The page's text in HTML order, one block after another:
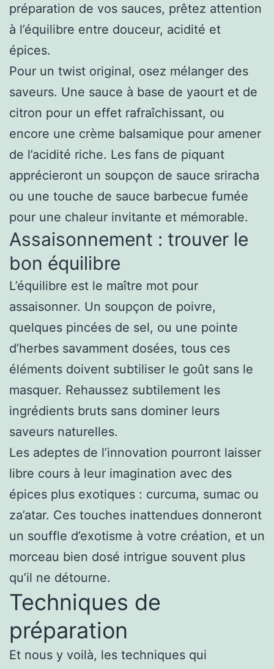
préparation de vos sauces, prêtez attention
à l’équilibre entre douceur, acidité et
épices.
Pour un twist original, osez mélanger des
saveurs. Une sauce à base de yaourt et de
citron pour un effet rafraîchissant, ou
encore une crème balsamique pour amener
de l’acidité riche. Les fans de piquant
apprécieront un soupçon de sauce sriracha
ou une touche de sauce barbecue fumée
pour une chaleur invitante et mémorable.
Assaisonnement : trouver le
bon équilibre
L’équilibre est le maître mot pour
assaisonner. Un soupçon de poivre,
quelques pincées de sel, ou une pointe
d’herbes savamment dosées, tous ces
éléments doivent subtiliser le goût sans le
masquer. Rehaussez subtilement les
ingrédients bruts sans dominer leurs
saveurs naturelles.
Les adeptes de l’innovation pourront laisser
libre cours à leur imagination avec des
épices plus exotiques : curcuma, sumac ou
za’atar. Ces touches inattendues donneront
un souffle d’exotisme à votre création, et un
morceau bien dosé intrigue souvent plus
qu’il ne détourne.
Techniques de
préparation
Et nous y voilà, les techniques qui